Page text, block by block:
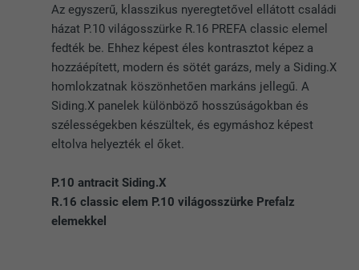
Az egyszerű, klasszikus nyeregtetővel ellátott családi
házat P.10 világosszürke R.16 PREFA classic elemel
fedték be. Ehhez képest éles kontrasztot képez a
hozzáépített, modern és sötét garázs, mely a Siding.X
homlokzatnak köszönhetően markáns jellegű. A
Siding.X panelek különböző hosszúságokban és
szélességekben készültek, és egymáshoz képest
eltolva helyezték el őket.
P.10 antracit Siding.X
R.16 classic elem P.10 világosszürke Prefalz
elemekkel